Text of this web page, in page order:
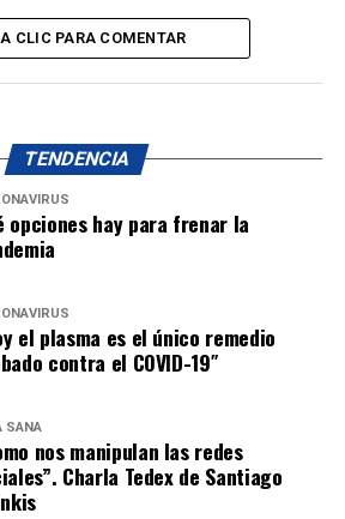
CLIC PARA COMENTAR
TENDENCIA
opciones hay para frenar la
el plasma es el único remedio
contra el COVID-19″
SANA
nos manipulan las redes
Charla Tedex de Santiago